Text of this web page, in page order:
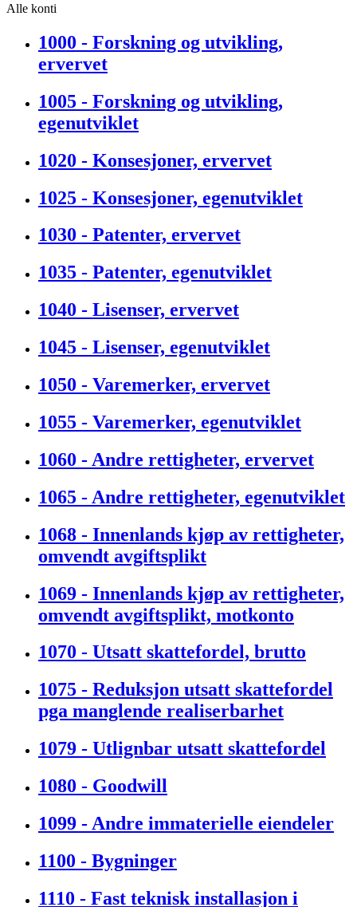
Alle konti
1000 - Forskning og utvikling,
ervervet
1005 - Forskning og utvikling,
egenutviklet
1020 - Konsesjoner, ervervet
1025 - Konsesjoner, egenutviklet
1030 - Patenter, ervervet
1035 - Patenter, egenutviklet
1040 - Lisenser, ervervet
1045 - Lisenser, egenutviklet
1050 - Varemerker, ervervet
1055 - Varemerker, egenutviklet
1060 - Andre rettigheter, ervervet
1065 - Andre rettigheter, egenutviklet
1068 - Innenlands kjøp av rettigheter,
omvendt avgiftsplikt
1069 - Innenlands kjøp av rettigheter,
omvendt avgiftsplikt, motkonto
1070 - Utsatt skattefordel, brutto
1075 - Reduksjon utsatt skattefordel
pga manglende realiserbarhet
1079 - Utlignbar utsatt skattefordel
1080 - Goodwill
1099 - Andre immaterielle eiendeler
1100 - Bygninger
1110 - Fast teknisk installasjon i